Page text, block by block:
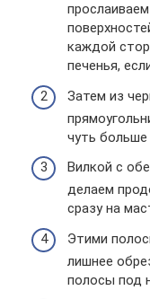
каждой
печенья,
Затем из
чуть больше
Вилкой с
делаем
сразу на
Этими
лишнее
полосы под